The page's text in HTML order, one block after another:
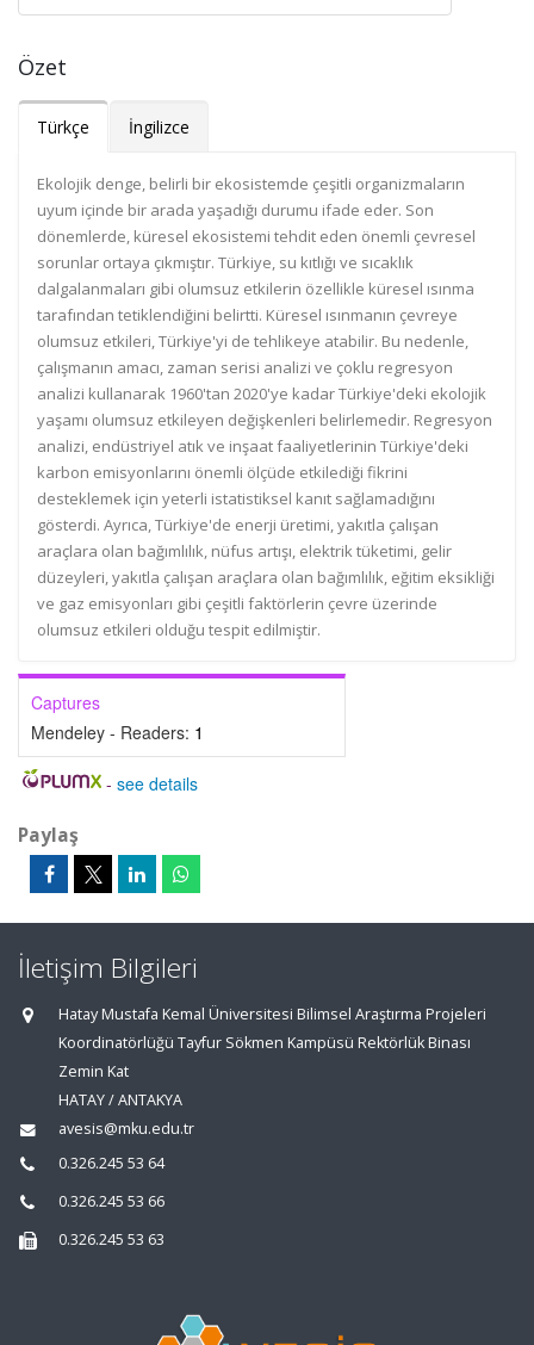
Özet
Türkçe İngilizce
Ekolojik denge, belirli bir ekosistemde çeşitli organizmaların
uyum içinde bir arada yaşadığı durumu ifade eder. Son
dönemlerde, küresel ekosistemi tehdit eden önemli çevresel
sorunlar ortaya çıkmıştır. Türkiye, su kıtlığı ve sıcaklık
dalgalanmaları gibi olumsuz etkilerin özellikle küresel ısınma
tarafından tetiklendiğini belirtti. Küresel ısınmanın çevreye
olumsuz etkileri, Türkiye'yi de tehlikeye atabilir. Bu nedenle,
çalışmanın amacı, zaman serisi analizi ve çoklu regresyon
analizi kullanarak 1960'tan 2020'ye kadar Türkiye'deki ekolojik
yaşamı olumsuz etkileyen değişkenleri belirlemedir. Regresyon
analizi, endüstriyel atık ve inşaat faaliyetlerinin Türkiye'deki
karbon emisyonlarını önemli ölçüde etkilediği fikrini
desteklemek için yeterli istatistiksel kanıt sağlamadığını
gösterdi. Ayrıca, Türkiye'de enerji üretimi, yakıtla çalışan
araçlara olan bağımlılık, nüfus artışı, elektrik tüketimi, gelir
düzeyleri, yakıtla çalışan araçlara olan bağımlılık, eğitim eksikliği
ve gaz emisyonları gibi çeşitli faktörlerin çevre üzerinde
olumsuz etkileri olduğu tespit edilmiştir.
Captures
Mendeley - Readers: 1
- see details
Paylaş
İletişim Bilgileri
Hatay Mustafa Kemal Üniversitesi Bilimsel Araştırma Projeleri
Koordinatörlüğü Tayfur Sökmen Kampüsü Rektörlük Binası
Zemin Kat
HATAY / ANTAKYA
avesis@mku.edu.tr
0.326.245 53 64
0.326.245 53 66
0.326.245 53 63